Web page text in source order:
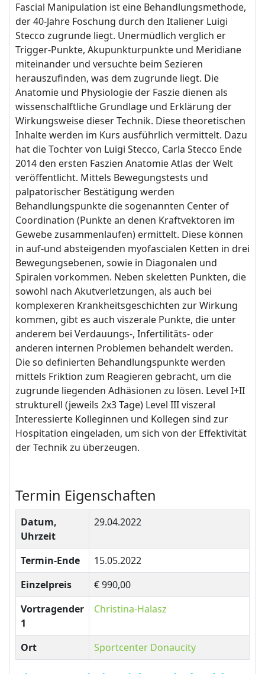
Fascial Manipulation ist eine Behandlungsmethode,
der 40-Jahre Foschung durch den Italiener Luigi
Stecco zugrunde liegt. Unermüdlich verglich er
Trigger-Punkte, Akupunkturpunkte und Meridiane
miteinander und versuchte beim Sezieren
herauszufinden, was dem zugrunde liegt. Die
Anatomie und Physiologie der Faszie dienen als
wissenschalftliche Grundlage und Erklärung der
Wirkungsweise dieser Technik. Diese theoretischen
Inhalte werden im Kurs ausführlich vermittelt. Dazu
hat die Tochter von Luigi Stecco, Carla Stecco Ende
2014 den ersten Faszien Anatomie Atlas der Welt
veröffentlicht. Mittels Bewegungstests und
palpatorischer Bestätigung werden
Behandlungspunkte die sogenannten Center of
Coordination (Punkte an denen Kraftvektoren im
Gewebe zusammenlaufen) ermittelt. Diese können
in auf-und absteigenden myofascialen Ketten in drei
Bewegungsebenen, sowie in Diagonalen und
Spiralen vorkommen. Neben skeletten Punkten, die
sowohl nach Akutverletzungen, als auch bei
komplexeren Krankheitsgeschichten zur Wirkung
kommen, gibt es auch viszerale Punkte, die unter
anderem bei Verdauungs-, Infertilitäts- oder
anderen internen Problemen behandelt werden.
Die so definierten Behandlungspunkte werden
mittels Friktion zum Reagieren gebracht, um die
zugrunde liegenden Adhäsionen zu lösen. Level I+II
strukturell (jeweils 2x3 Tage) Level III viszeral
Interessierte Kolleginnen und Kollegen sind zur
Hospitation eingeladen, um sich von der Effektivität
der Technik zu überzeugen.
Termin Eigenschaften
Datum,
Uhrzeit
29.04.2022
Termin-Ende
15.05.2022
Einzelpreis
€ 990,00
Vortragender
1
Christina-Halasz
Ort Sportcenter Donaucity